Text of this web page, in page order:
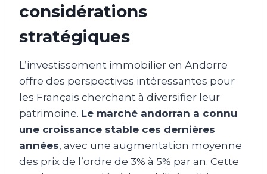
considérations
stratégiques
L’investissement immobilier en Andorre
offre des perspectives intéressantes pour
les Français cherchant à diversifier leur
patrimoine. Le marché andorran a connu
une croissance stable ces dernières
années, avec une augmentation moyenne
des prix de l’ordre de 3% à 5% par an. Cette